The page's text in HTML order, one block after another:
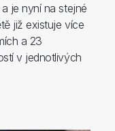
je nyní na stejné
již existuje více
a 23
v jednotlivých